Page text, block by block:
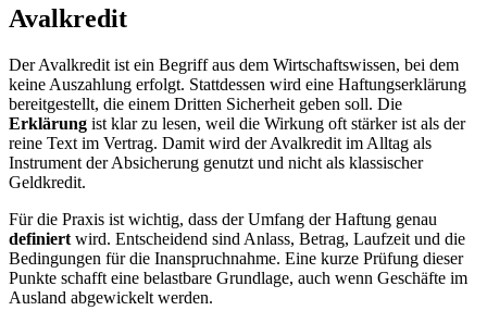
Avalkredit
Der Avalkredit ist ein Begriff aus dem Wirtschaftswissen, bei dem
keine Auszahlung erfolgt. Stattdessen wird eine Haftungserklärung
bereitgestellt, die einem Dritten Sicherheit geben soll. Die
Erklärung ist klar zu lesen, weil die Wirkung oft stärker ist als der
reine Text im Vertrag. Damit wird der Avalkredit im Alltag als
Instrument der Absicherung genutzt und nicht als klassischer
Geldkredit.
Für die Praxis ist wichtig, dass der Umfang der Haftung genau
definiert wird. Entscheidend sind Anlass, Betrag, Laufzeit und die
Bedingungen für die Inanspruchnahme. Eine kurze Prüfung dieser
Punkte schafft eine belastbare Grundlage, auch wenn Geschäfte im
Ausland abgewickelt werden.